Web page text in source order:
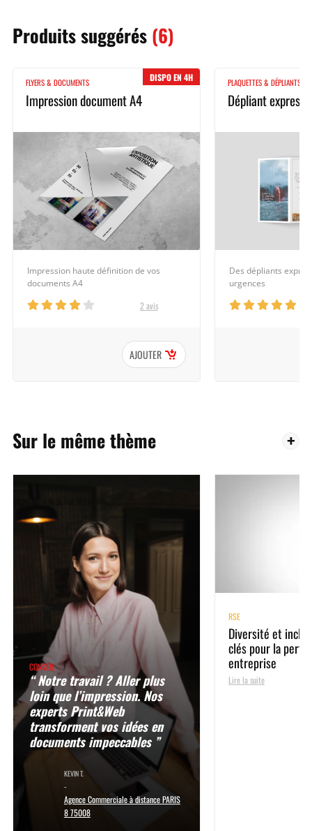
Produitssuggérés(6)
DISPO EN 4H
FLYERS & DOCUMENTS
Impression document A4
Impression haute définition de vos
documents A4
2 avis
AJOUTER
PLAQUETTES & DÉPLIANTS
Dépliant express
Des dépliants
urgences
Sur le même thème
CONSEIL
“ Notre travail ? Aller plus
loin que l’impression. Nos
experts Print&Web
transforment vos idées en
documents impeccables ”
KEVIN T.
-
Agence Commerciale à distance PARIS
8 75008
RSE
Diversité et
clés pour la
entreprise
Lire la suite